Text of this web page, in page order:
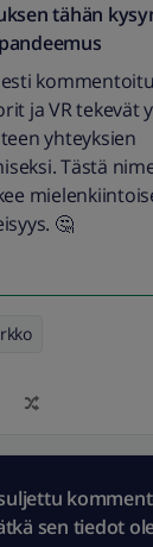
tähän
ja VR tekevät
yhteyksien
Tästä
🤔
sen tiedot